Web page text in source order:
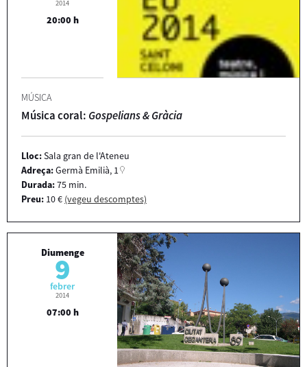
2014
20:00 h
MÚSICA
Música coral: Gospelians & Gràcia
Lloc:Sala gran de l'Ateneu
Adreça:Germà Emilià, 1
Durada:75 min.
Preu: 10 € (vegeu descomptes)
Diumenge
9
febrer
2014
07:00 h